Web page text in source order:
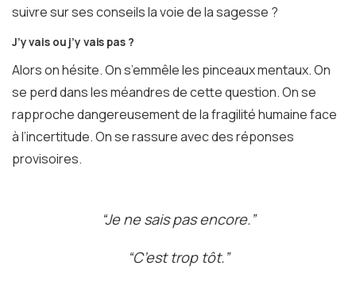
suivre sur ses conseils la voie de la sagesse ?
J’y vais ou j’y vais pas ?
Alors on hésite. On s’emmêle les pinceaux mentaux. On
se perd dans les méandres de cette question. On se
rapproche dangereusement de la fragilité humaine face
à l’incertitude. On se rassure avec des réponses
provisoires.
“Je ne sais pas encore.”
“C’est trop tôt.”